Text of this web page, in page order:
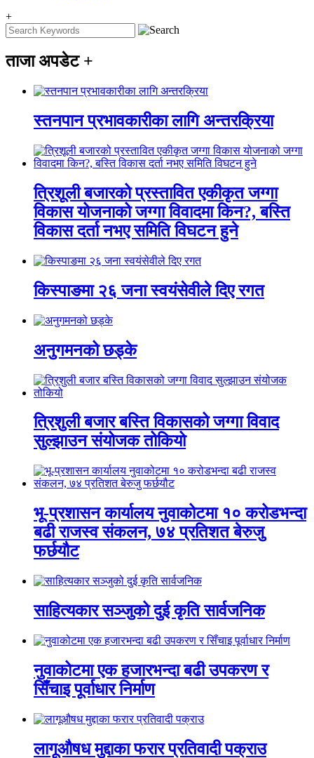
+
ताजा अपडेट +
स्तनपान प्रभावकारीका लागि अन्तरक्रिया
त्रिशूली बजारको प्रस्तावित एकीकृत जग्गा
विकास योजनाको जग्गा विवादमा किन?, बस्ति
विकास दर्ता नभए समिति विघटन हुने
किस्पाङमा २६ जना स्वयंसेवीले दिए रगत
अनुगमनको छड्के
त्रिशुली बजार बस्ति विकासको जग्गा विवाद
सुल्झाउन संयोजक तोकियो
भू-प्रशासन कार्यालय नुवाकोटमा १० करोडभन्दा
बढी राजस्व संकलन, ७४ प्रतिशत बेरुजु
फर्छयौट
साहित्यकार सञ्जुको दुई कृति सार्वजनिक
नुवाकोटमा एक हजारभन्दा बढी उपकरण र
सिँचाइ पूर्वाधार निर्माण
लागूऔषध मुद्दाका फरार प्रतिवादी पक्राउ